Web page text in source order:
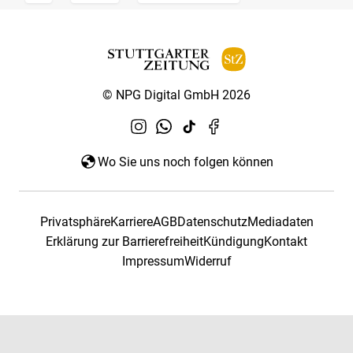
© NPG Digital GmbH 2026
Wo Sie uns noch folgen können
PrivatsphäreKarriereAGBDatenschutzMediadaten
Erklärung zur BarrierefreiheitKündigungKontakt
ImpressumWiderruf